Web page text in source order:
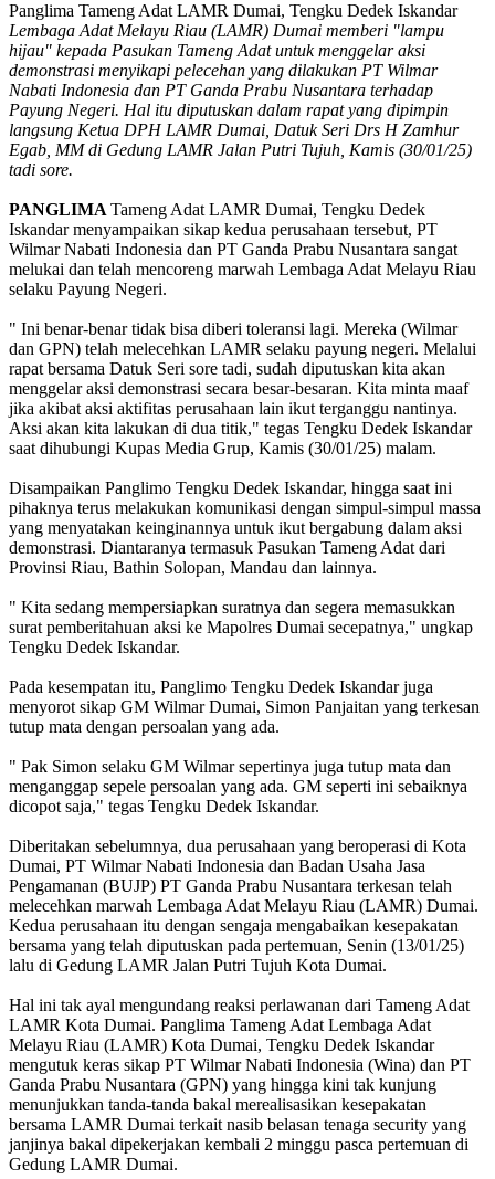
Panglima Tameng Adat LAMR Dumai, Tengku Dedek Iskandar
Lembaga Adat Melayu Riau (LAMR) Dumai memberi "lampu
hijau" kepada Pasukan Tameng Adat untuk menggelar aksi
demonstrasi menyikapi pelecehan yang dilakukan PT Wilmar
Nabati Indonesia dan PT Ganda Prabu Nusantara terhadap
Payung Negeri. Hal itu diputuskan dalam rapat yang dipimpin
langsung Ketua DPH LAMR Dumai, Datuk Seri Drs H Zamhur
Egab, MM di Gedung LAMR Jalan Putri Tujuh, Kamis (30/01/25)
tadi sore.
PANGLIMATameng Adat LAMR Dumai, Tengku Dedek
Iskandar menyampaikan sikap kedua perusahaan tersebut, PT
Wilmar Nabati Indonesia dan PT Ganda Prabu Nusantara sangat
melukai dan telah mencoreng marwah Lembaga Adat Melayu Riau
selaku Payung Negeri.
" Ini benar-benar tidak bisa diberi toleransi lagi. Mereka (Wilmar
dan GPN) telah melecehkan LAMR selaku payung negeri. Melalui
rapat bersama Datuk Seri sore tadi, sudah diputuskan kita akan
menggelar aksi demonstrasi secara besar-besaran. Kita minta maaf
jika akibat aksi aktifitas perusahaan lain ikut terganggu nantinya.
Aksi akan kita lakukan di dua titik," tegas Tengku Dedek Iskandar
saat dihubungi Kupas Media Grup, Kamis (30/01/25) malam.
Disampaikan Panglimo Tengku Dedek Iskandar, hingga saat ini
pihaknya terus melakukan komunikasi dengan simpul-simpul massa
yang menyatakan keinginannya untuk ikut bergabung dalam aksi
demonstrasi. Diantaranya termasuk Pasukan Tameng Adat dari
Provinsi Riau, Bathin Solopan, Mandau dan lainnya.
" Kita sedang mempersiapkan suratnya dan segera memasukkan
surat pemberitahuan aksi ke Mapolres Dumai secepatnya," ungkap
Tengku Dedek Iskandar.
Pada kesempatan itu, Panglimo Tengku Dedek Iskandar juga
menyorot sikap GM Wilmar Dumai, Simon Panjaitan yang terkesan
tutup mata dengan persoalan yang ada.
" Pak Simon selaku GM Wilmar sepertinya juga tutup mata dan
menganggap sepele persoalan yang ada. GM seperti ini sebaiknya
dicopot saja," tegas Tengku Dedek Iskandar.
Diberitakan sebelumnya, dua perusahaan yang beroperasi di Kota
Dumai, PT Wilmar Nabati Indonesia dan Badan Usaha Jasa
Pengamanan (BUJP) PT Ganda Prabu Nusantara terkesan telah
melecehkan marwah Lembaga Adat Melayu Riau (LAMR) Dumai.
Kedua perusahaan itu dengan sengaja mengabaikan kesepakatan
bersama yang telah diputuskan pada pertemuan, Senin (13/01/25)
lalu di Gedung LAMR Jalan Putri Tujuh Kota Dumai.
Hal ini tak ayal mengundang reaksi perlawanan dari Tameng Adat
LAMR Kota Dumai. Panglima Tameng Adat Lembaga Adat
Melayu Riau (LAMR) Kota Dumai, Tengku Dedek Iskandar
mengutuk keras sikap PT Wilmar Nabati Indonesia (Wina) dan PT
Ganda Prabu Nusantara (GPN) yang hingga kini tak kunjung
menunjukkan tanda-tanda bakal merealisasikan kesepakatan
bersama LAMR Dumai terkait nasib belasan tenaga security yang
janjinya bakal dipekerjakan kembali 2 minggu pasca pertemuan di
Gedung LAMR Dumai.